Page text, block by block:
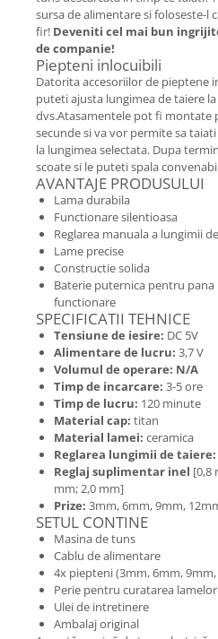
sursa de alimentare si foloseste-l
fir! Deveniti cel mai bun
de companie!
Piepteni inlocuibili
Datorita accesoriilor de pieptene
puteti ajusta lungimea de taiere
dvs.Atasamentele pot fi montate
secunde si va vor permite sa
la lungimea selectata. Dupa
scoate si le puteti spala
AVANTAJE PRODUSULUI
Lama durabila
Functionare silentioasa
Reglarea manuala a lungimii
Lame precise
Constructie solida
Baterie puternica pentru pana
functionare
SPECIFICATII TEHNICE
Tensiune de iesire: DC 5V
Alimentare de lucru: 3,7 V
Volumul de operare: N/A
Timp de incarcare: 3-5 ore
Timp de lucru: 120 minute
Material cap: titan
Material lamei: ceramica
Reglarea lungimii de taiere:
Reglaj suplimentar inel [0,8
mm; 2,0 mm]
Prize: 3mm, 6mm, 9mm,
SETUL CONTINE
Masina de tuns
Cablu de alimentare
4x piepteni (3mm, 6mm,
Perie pentru curatarea lamelor
Ulei de intretinere
Ambalaj original